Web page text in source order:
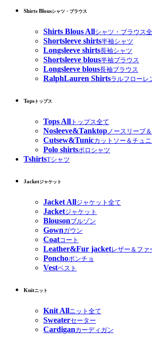
Shirts Blousシャツ・ブラウス
Shirts Blous Allシャツ・ブラウス
Shortsleeve shirts半袖シャツ
Longsleeve shirts長袖シャツ
Shortsleeve blous半袖ブラウス
Longsleeve blous長袖ブラウス
RalphLauren Shirtsラルフローレ
Tops トップス
Tops All トップス全て
Nosleeve&Tanktopノースリーブ
Cutsew&Tunicカットソー＆チュ
Polo shirtsポロシャツ
TshirtsTシャツ
Jacketジャケット
Jacket Allジャケット全て
Jacketジャケット
Blousonブルゾン
Gownガウン
Coatコート
Leather&Fur jacketレザー＆ファ
Ponchoポンチョ
Vestベスト
Knitニット
Knit Allニット全て
Sweaterセーター
Cardiganカーディガン